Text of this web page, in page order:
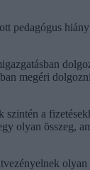
pedagógus
megéri
szintén a
olyan összeg,